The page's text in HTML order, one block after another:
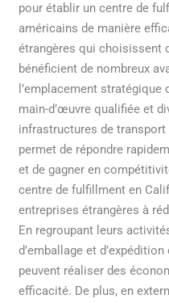
pour établir un centre de
américains de manière
étrangères qui choisissent
bénéficient de nombreux
l’emplacement stratégique
main-d’œuvre qualifiée et
infrastructures de
permet de répondre
et de gagner en
centre de fulfillment en
entreprises étrangères à
En regroupant leurs
d’emballage et
peuvent réaliser des
efficacité. De plus, en
marché
américain